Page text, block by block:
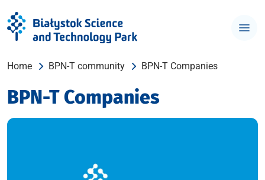
Home BPN-T community BPN-T Companies
BPN-T Companies